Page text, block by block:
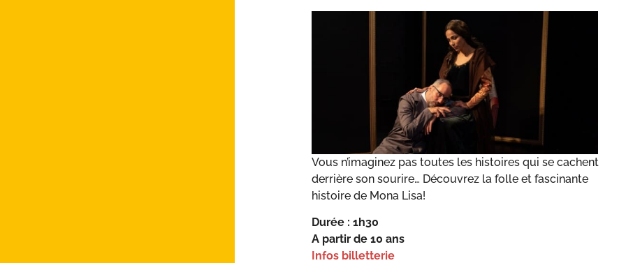
Vous n’imaginez pas toutes les histoires qui se cachent
derrière son sourire… Découvrez la folle et fascinante
histoire de Mona Lisa!
Durée : 1h30
A partir de 10 ans
Infos billetterie